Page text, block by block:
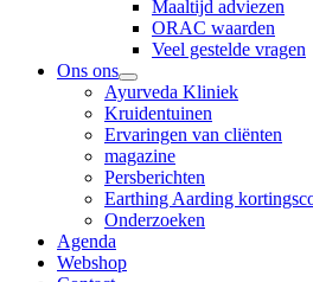
Maaltijd adviezen
ORAC waarden
Veel gestelde vragen
Ons ons
Ayurveda Kliniek
Kruidentuinen
Ervaringen van cliënten
magazine
Persberichten
Earthing Aarding
Onderzoeken
Agenda
Webshop